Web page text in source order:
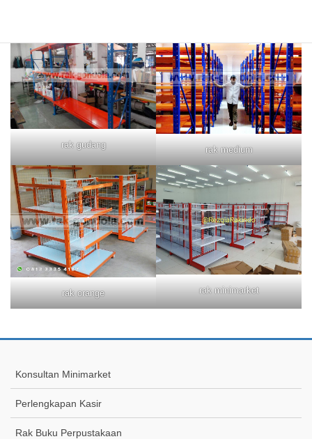
rak gudang rak medium
rak orange rak minimarket
Konsultan Minimarket
Perlengkapan Kasir
Rak Buku Perpustakaan